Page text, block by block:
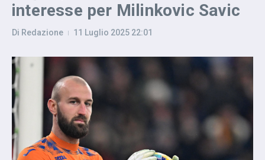
interesse per Milinkovic Savic
Di Redazione 11 Luglio 2025 22:01